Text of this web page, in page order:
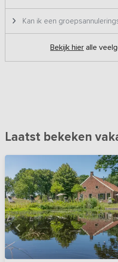
en je beschikt over eigen
Kan ik een
Bekijk hier alle
Laatst bekeken
Bekijkhieralle foto's